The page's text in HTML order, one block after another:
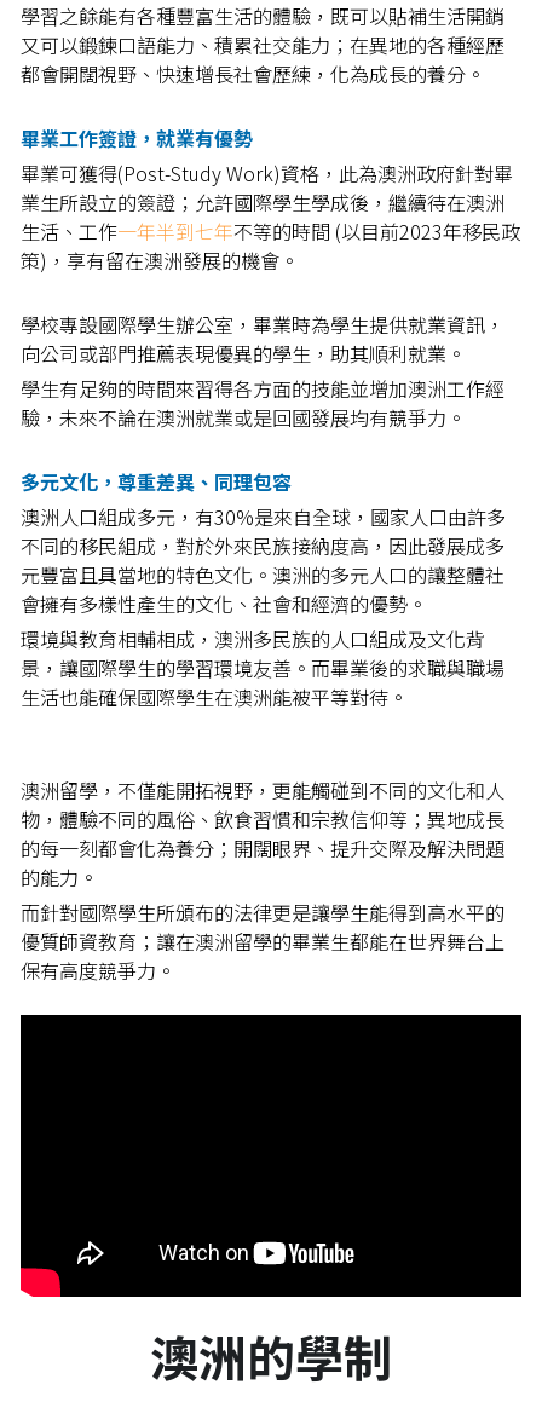
學習之餘能有各種豐富生活的體驗，既可以貼補生活開銷
又可以鍛鍊口語能力、積累社交能力；在異地的各種經歷
都會開闊視野、快速增長社會歷練，化為成長的養分。
畢業工作簽證，就業有優勢
畢業可獲得(Post-Study Work)資格，此為澳洲政府針對畢
業生所設立的簽證；允許國際學生學成後，繼續待在澳洲
生活、工作一年半到七年不等的時間 (以目前2023年移民政
策)，享有留在澳洲發展的機會。
學校專設國際學生辦公室，畢業時為學生提供就業資訊，
向公司或部門推薦表現優異的學生，助其順利就業。
學生有足夠的時間來習得各方面的技能並增加澳洲工作經
驗，未來不論在澳洲就業或是回國發展均有競爭力。
多元文化，尊重差異、同理包容
澳洲人口組成多元，有30%是來自全球，國家人口由許多
不同的移民組成，對於外來民族接納度高，因此發展成多
元豐富且具當地的特色文化。澳洲的多元人口的讓整體社
會擁有多樣性產生的文化、社會和經濟的優勢。
環境與教育相輔相成，澳洲多民族的人口組成及文化背
景，讓國際學生的學習環境友善。而畢業後的求職與職場
生活也能確保國際學生在澳洲能被平等對待。
澳洲留學，不僅能開拓視野，更能觸碰到不同的文化和人
物，體驗不同的風俗、飲食習慣和宗教信仰等；異地成長
的每一刻都會化為養分；開闊眼界、提升交際及解決問題
的能力。
而針對國際學生所頒布的法律更是讓學生能得到高水平的
優質師資教育；讓在澳洲留學的畢業生都能在世界舞台上
保有高度競爭力。
澳洲的學制